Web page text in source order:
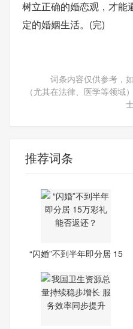
树立正确的婚恋观，才能
定的婚姻生活。(完)
词条内容仅供参考，
（尤其在法律、医学等领域
推荐词条
“闪婚”不到半年即分居 15